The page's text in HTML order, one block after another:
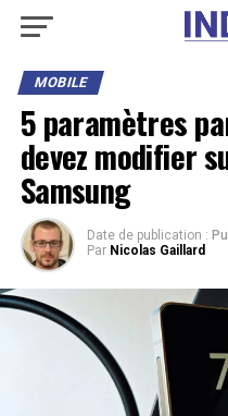
MOBILE
5 paramètres
devez modifier
Samsung
Date de publication :
Par Nicolas Gaillard